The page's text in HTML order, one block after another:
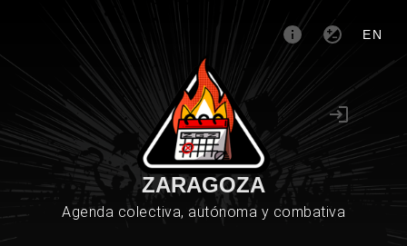
EN
ZARAGOZA
Agenda colectiva, autónoma y combativa